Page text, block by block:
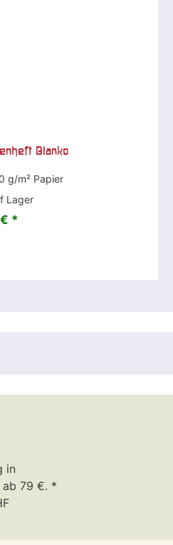
Blanko
g/m² Papier
Lager
*
in
ab 79 €. *